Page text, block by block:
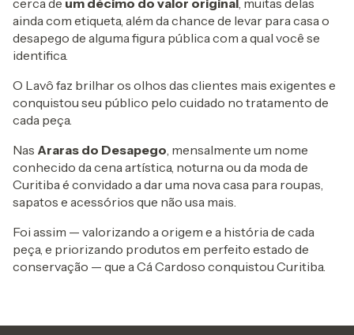
ainda com etiqueta, além da chance de levar para casa o
desapego de alguma figura pública com a qual você se
identifica.
O Lavô faz brilhar os olhos das clientes mais exigentes e
conquistou seu público pelo cuidado no tratamento de
cada peça.
Nas Araras do Desapego , mensalmente um nome
conhecido da cena artística, noturna ou da moda de
Curitiba é convidado a dar uma nova casa para roupas,
sapatos e acessórios que não usa mais.
Foi assim — valorizando a origem e a história de cada
peça, e priorizando produtos em perfeito estado de
conservação — que a Cá Cardoso conquistou Curitiba.